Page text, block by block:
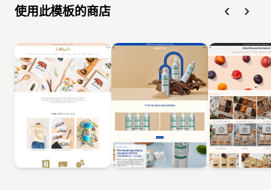
使用此模板的商店